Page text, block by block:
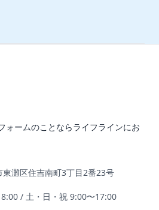
ォームのことならライフラインにお
灘区住吉南町3丁目2番23号
/ 土・日・祝 9:00〜17:00